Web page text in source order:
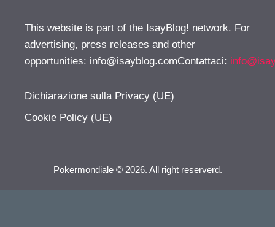
This website is part of the IsayBlog! network. For
advertising, press releases and other
opportunities: info@isayblog.comContattaci:
Dichiarazione sulla Privacy (UE)
Cookie Policy (UE)
Pokermondiale © 2026. All right reserverd.